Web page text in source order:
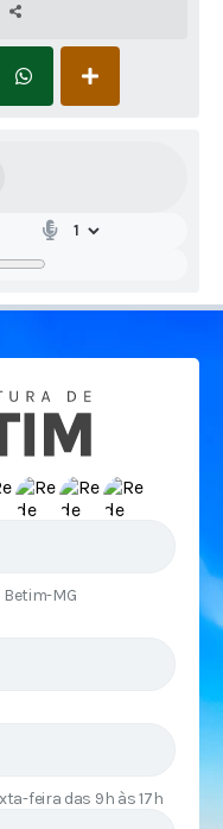
Betim-MG
feira das 9h às 17h